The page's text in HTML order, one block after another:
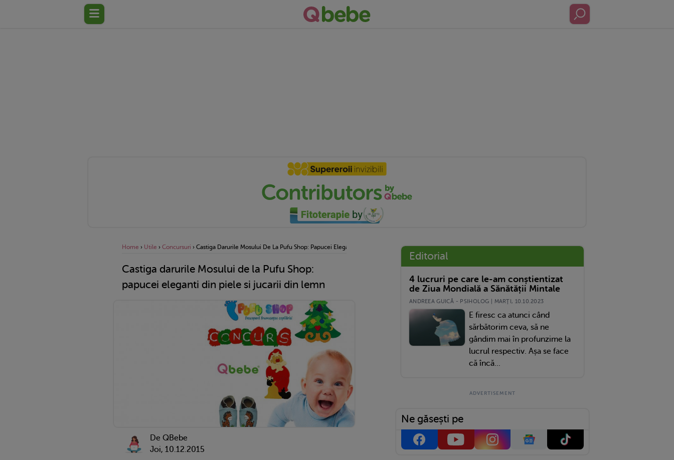
Home › Utile › Concursuri › Castiga Darurile Mosului De La Pufu Shop: Papucei Eleganti Din Piele Si Jucarii Din Lemn
Castiga darurile Mosului de la Pufu Shop:
papucei eleganti din piele si jucarii din lemn
De QBebe
Joi, 10.12.2015
Editorial
4 lucruri pe care le-am conștientizat
de Ziua Mondială a Sănătății Mintale
ANDREEA GUICĂ - PSIHOLOG | MARŢI, 10.10.2023
E firesc ca atunci când
sărbătorim ceva, să ne
gândim mai în profunzime la
lucrul respectiv. Așa se face
că încă...
Ne găsești pe